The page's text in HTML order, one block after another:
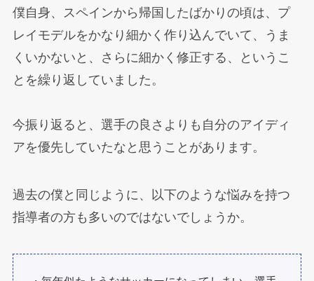
僕自身、スペインから帰国したばかりの頃は、プ
レイモデルをかなり細かく作り込んでいて、うま
くいかないと、さらに細かく修正する、というこ
とを繰り返していました。
今振り返ると、選手の良さよりも自分のアイディ
アを優先していたなと思うことがあります。
過去の僕と同じように、以下のような悩みを持つ
指導者の方も多いのではないでしょうか。